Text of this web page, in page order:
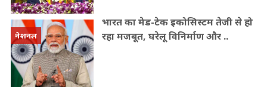
नेशनल
भारत का मेड-टेक इकोसिस्टम तेजी से हो
रहा मजबूत, घरेलू विनिर्माण और ..